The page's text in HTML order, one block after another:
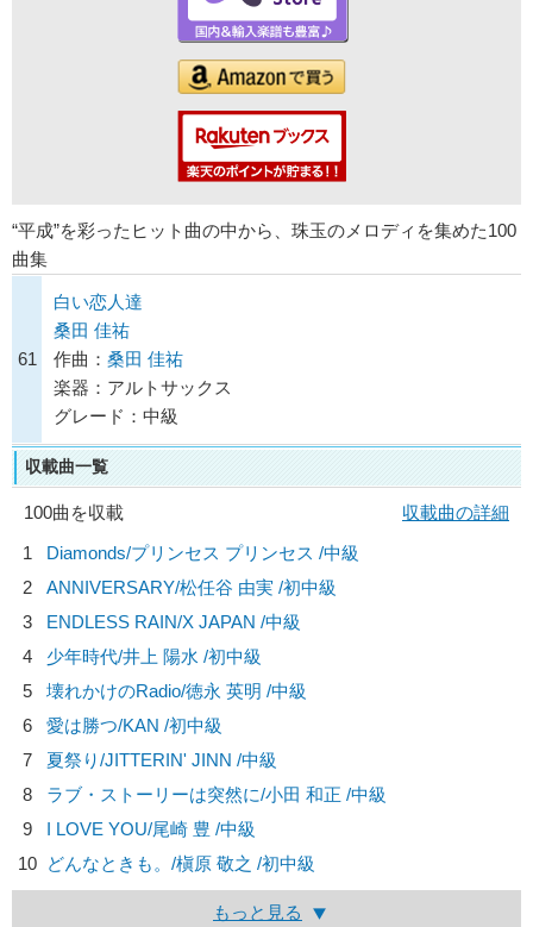
“平成”を彩ったヒット曲の中から、珠玉のメロディを集めた100
曲集
61
白い恋人達
桑田 佳祐
作曲： 桑田 佳祐
楽器：アルトサックス
グレード：中級
収載曲一覧
100曲を収載
収載曲の詳細
1
Diamonds/プリンセス プリンセス /中級
2
ANNIVERSARY/松任谷 由実 /初中級
3
ENDLESS RAIN/X JAPAN /中級
4
少年時代/井上 陽水 /初中級
5
壊れかけのRadio/徳永 英明 /中級
6
愛は勝つ/KAN /初中級
7
夏祭り/JITTERIN' JINN /中級
8
ラブ・ストーリーは突然に/小田 和正 /中級
9
I LOVE YOU/尾崎 豊 /中級
10 どんなときも。/槇原 敬之 /初中級
もっと見る